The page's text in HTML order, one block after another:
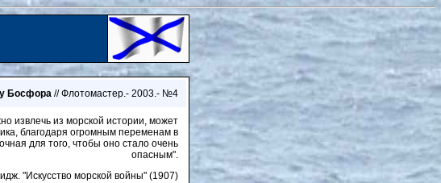
Босфора // Флотомастер.- 2003.- №4
извлечь из морской истории, может
благодаря огромным переменам в
для того, чтобы оно стало очень
опасным".
"Искусство морской войны" (1907)